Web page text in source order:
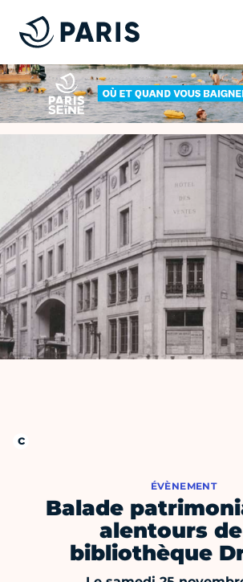
ÉVÈNEMENT
Balade
alentours
bibliothèque